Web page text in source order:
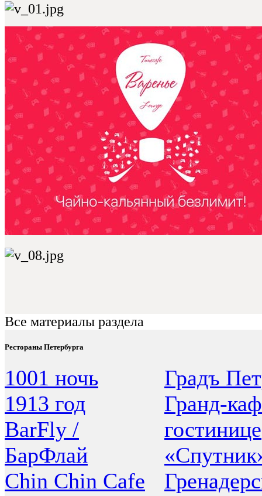
Все материалы раздела
Рестораны Петербурга
1001 ночь
1913 год
BarFly /
БарФлай
Chin Chin Cafe
Градъ
Гранд-
гостинице